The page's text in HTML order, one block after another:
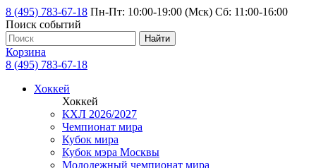
8 (495) 783-67-18 Пн-Пт: 10:00-19:00 (Мск) Сб: 11:00-16:00
Поиск событий
Найти
Корзина
8 (495) 783-67-18
Хоккей
Хоккей
КХЛ 2026/2027
Чемпионат мира
Кубок мира
Кубок мэра Москвы
Молодежный чемпионат мира